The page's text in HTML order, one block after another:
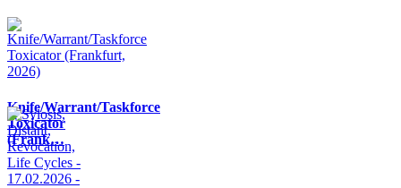
Knife/Warrant/Taskforce
Toxicator
(Frank…